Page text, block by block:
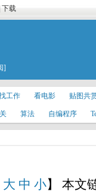
下载
]
工作 看电影 贴图共
算法 自编程序
大 中 小】 本文